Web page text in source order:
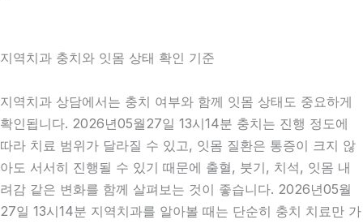
지역치과 충치와 잇몸 상태 확인 기준
지역치과 상담에서는 충치 여부와 함께 잇몸 상태도 중요하게
확인됩니다. 2026년05월27일 13시14분 충치는 진행 정도에
따라 치료 범위가 달라질 수 있고, 잇몸 질환은 통증이 크지 않
아도 서서히 진행될 수 있기 때문에 출혈, 붓기, 치석, 잇몸 내
려감 같은 변화를 함께 살펴보는 것이 좋습니다. 2026년05월
27일 13시14분 지역치과를 알아볼 때는 단순히 충치 치료만 가